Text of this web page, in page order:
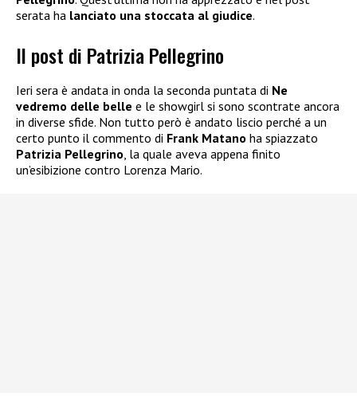
serata ha lanciato una stoccata al giudice.
Il post di Patrizia Pellegrino
Ieri sera è andata in onda la seconda puntata di Ne
vedremo delle belle e le showgirl si sono scontrate ancora
in diverse sfide. Non tutto però è andato liscio perché a un
certo punto il commento di Frank Matano ha spiazzato
Patrizia Pellegrino, la quale aveva appena finito
un’esibizione contro Lorenza Mario.